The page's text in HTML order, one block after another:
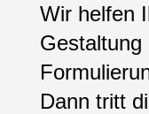
Wir helfen
Gestaltung
Dann tritt